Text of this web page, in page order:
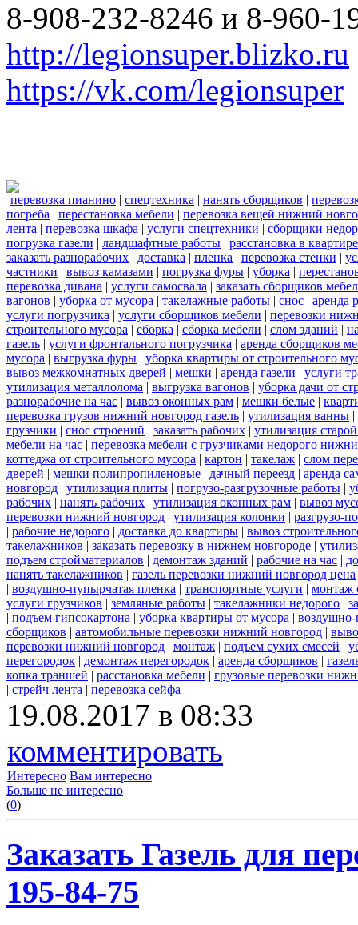
8-908-232-8246 и 8-960-
http://legionsuper.blizko.ru
https://vk.com/legionsuper
перевозка пианино | спецтехника | нанять сборщиков |
погреба | перестановка мебели | перевозка вещей нижний
лента | перевозка шкафа | услуги спецтехники | сборщики
погрузка газели | ландшафтные работы | расстановка в квартире
заказать разнорабочих | доставка | пленка | перевозка стенки |
частники | вывоз камазами | погрузка фуры | уборка |
перевозка дивана | услуги самосвала | заказать сборщиков
вагонов | уборка от мусора | такелажные работы | снос | аренда
услуги погрузчика | услуги сборщиков мебели | перевозки
строительного мусора | сборка | сборка мебели | слом зданий |
газель | услуги фронтального погрузчика | аренда сборщиков
мусора | выгрузка фуры | уборка квартиры от строительного
вывоз межкомнатных дверей | мешки | аренда газели | услуги
утилизация металлолома | выгрузка вагонов | уборка дачи от
разнорабочие на час | вывоз оконных рам | мешки белые |
перевозка грузов нижний новгород газель | утилизация ванны |
грузчики | снос строений | заказать рабочих | утилизация
мебели на час | перевозка мебели с грузчиками недорого
коттеджа от строительного мусора | картон | такелаж | слом
дверей | мешки полипропиленовые | дачный переезд | аренда
новгород | утилизация плиты | погрузо-разгрузочные работы |
рабочих | нанять рабочих | утилизация оконных рам | вывоз
перевозки нижний новгород | утилизация колонки | разгрузо-
| рабочие недорого | доставка до квартиры | вывоз
такелажников | заказать перевозку в нижнем новгороде |
подъем стройматериалов | демонтаж зданий | рабочие на час |
нанять такелажников | газель перевозки нижний новгород цена
| воздушно-пупырчатая пленка | транспортные услуги | монтаж
услуги грузчиков | земляные работы | такелажники недорого |
| подъем гипсокартона | уборка квартиры от мусора | воздушно-
сборщиков | автомобильные перевозки нижний новгород |
перевозки нижний новгород | монтаж | подъем сухих смесей |
перегородок | демонтаж перегородок | аренда сборщиков |
копка траншей | расстановка мебели | грузовые перевозки
| стрейч лента | перевозка сейфа
19.08.2017 в 08:33
комментировать
Интересно Вам интересно
Больше не интересно
(0)
Заказать Газель для
195-84-75